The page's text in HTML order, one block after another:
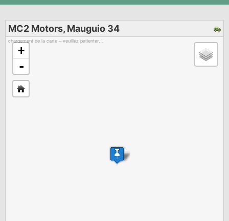
MC2 Motors, Mauguio 34
chargement de la carte – veuillez patienter…
+
-